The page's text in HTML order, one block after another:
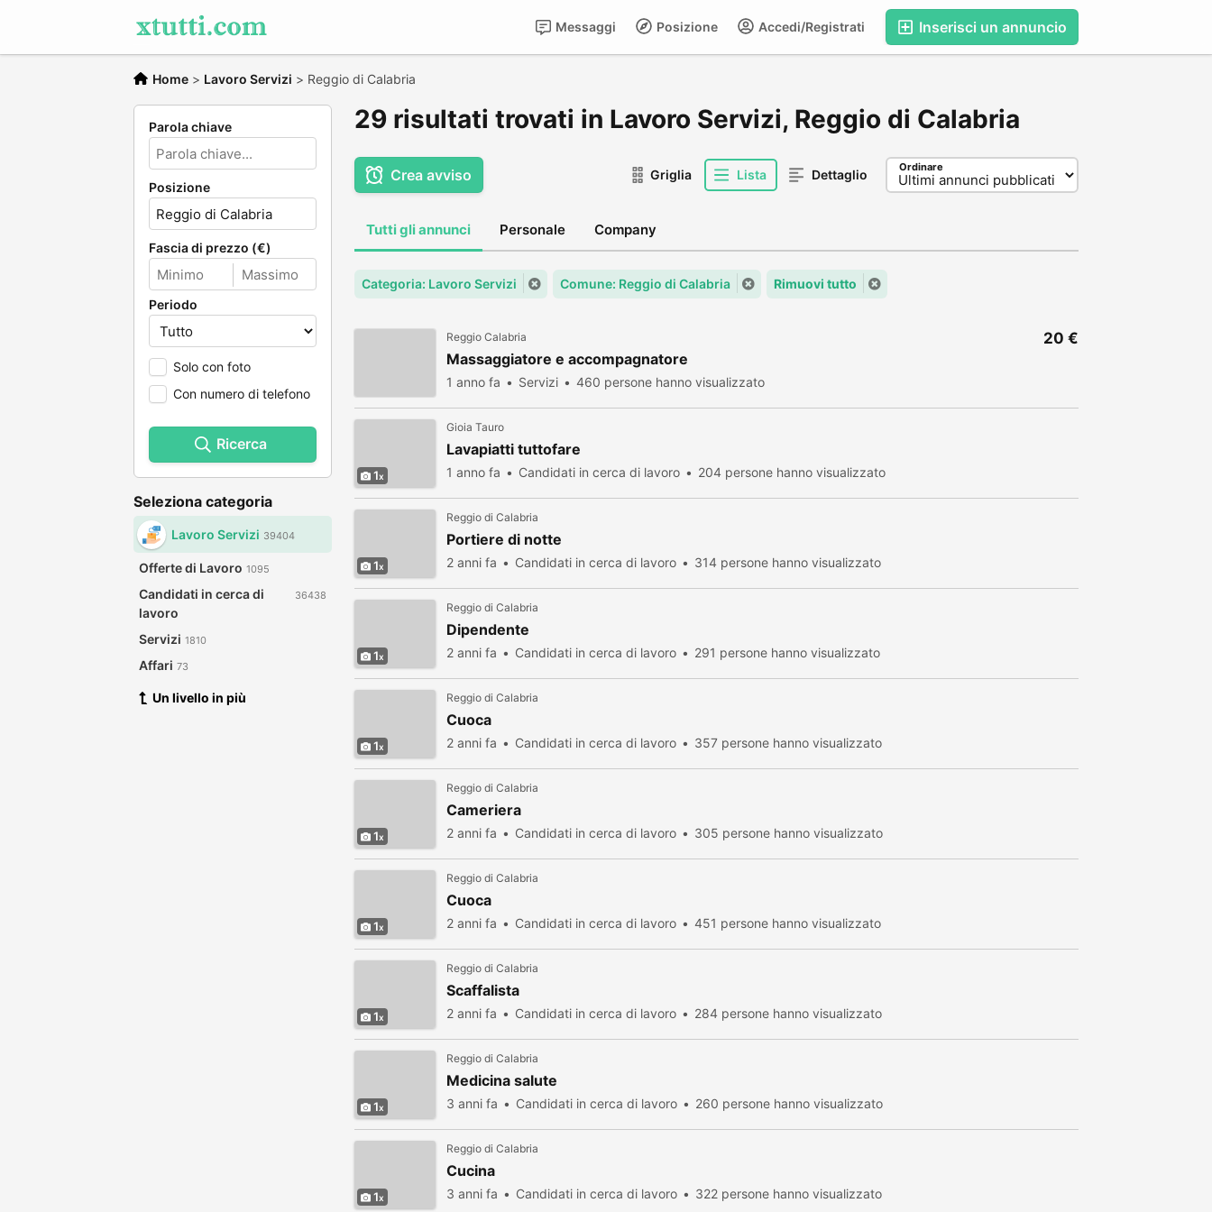
Inserisci un annuncio
Accedi/Registrati
Posizione
Messaggi
Home > Lavoro Servizi > Reggio di Calabria
Parola chiave
Posizione
Fascia di prezzo (€)
Periodo
Solo con foto
Con numero di telefono
Ricerca
Seleziona categoria
Lavoro Servizi 39404
Offerte di Lavoro 1095
Candidati in cerca di
lavoro
36438
Servizi 1810
Affari 73
Un livello in più
29 risultati trovati in Lavoro Servizi, Reggio di Calabria
Crea avviso Griglia Lista Dettaglio Ordinare
Tutti gli annunci Personale Company
Categoria: Lavoro Servizi Comune: Reggio di Calabria Rimuovi tutto
Reggio Calabria
Massaggiatore e accompagnatore
1 anno fa Servizi 460 persone hanno visualizzato
20 €
1
Gioia Tauro
Lavapiatti tuttofare
1 anno fa Candidati in cerca di lavoro 204 persone hanno visualizzato
1
Reggio di Calabria
Portiere di notte
2 anni fa Candidati in cerca di lavoro 314 persone hanno visualizzato
1
Reggio di Calabria
Dipendente
2 anni fa Candidati in cerca di lavoro 291 persone hanno visualizzato
1
Reggio di Calabria
Cuoca
2 anni fa Candidati in cerca di lavoro 357 persone hanno visualizzato
1
Reggio di Calabria
Cameriera
2 anni fa Candidati in cerca di lavoro 305 persone hanno visualizzato
1
Reggio di Calabria
Cuoca
2 anni fa Candidati in cerca di lavoro 451 persone hanno visualizzato
1
Reggio di Calabria
Scaffalista
2 anni fa Candidati in cerca di lavoro 284 persone hanno visualizzato
1
Reggio di Calabria
Medicina salute
3 anni fa Candidati in cerca di lavoro 260 persone hanno visualizzato
1
Reggio di Calabria
Cucina
3 anni fa Candidati in cerca di lavoro 322 persone hanno visualizzato